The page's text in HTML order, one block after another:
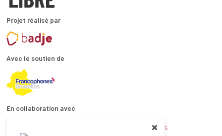
Projet réalisé par
Avec le soutien de
En collaboration avec
et les coordinations ATL bruxelloises.